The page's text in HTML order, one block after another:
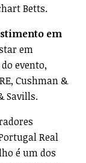
Betts.
em
em
evento,
Cushman &
Savills.
Real
é um dos